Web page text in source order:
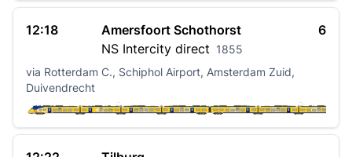
12:18
Amersfoort Schothorst
NS Intercity direct 1855
6
via Rotterdam C., Schiphol Airport, Amsterdam Zuid,
Duivendrecht